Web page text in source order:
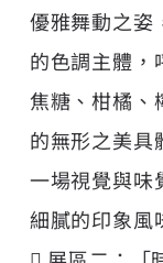
優雅舞動之姿
的色調主體，
焦糖、柑橘、
的無形之美具
一場視覺與味
細膩的印象風